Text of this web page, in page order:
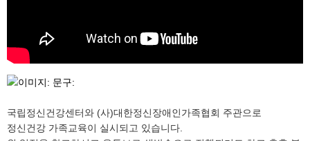
국립정신건강센터와 (사)대한정신장애인가족협회 주관으로
정신건강 가족교육이 실시되고 있습니다.